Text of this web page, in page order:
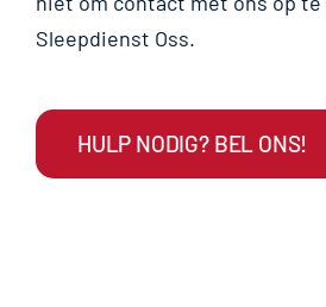
Sleepdienst Oss.
HULP NODIG? BEL ONS!